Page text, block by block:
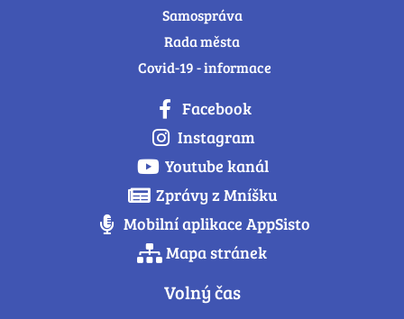
Samospráva
Rada města
Covid-19 - informace
Facebook
Instagram
Youtube kanál
Zprávy z Mníšku
Mobilní aplikace AppSisto
Mapa stránek
Volný čas